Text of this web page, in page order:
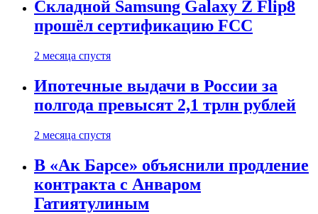
Складной Samsung Galaxy Z Flip8
прошёл сертификацию FCC
2 месяца спустя
Ипотечные выдачи в России за
полгода превысят 2,1 трлн рублей
2 месяца спустя
В «Ак Барсе» объяснили продление
контракта с Анваром
Гатиятулиным